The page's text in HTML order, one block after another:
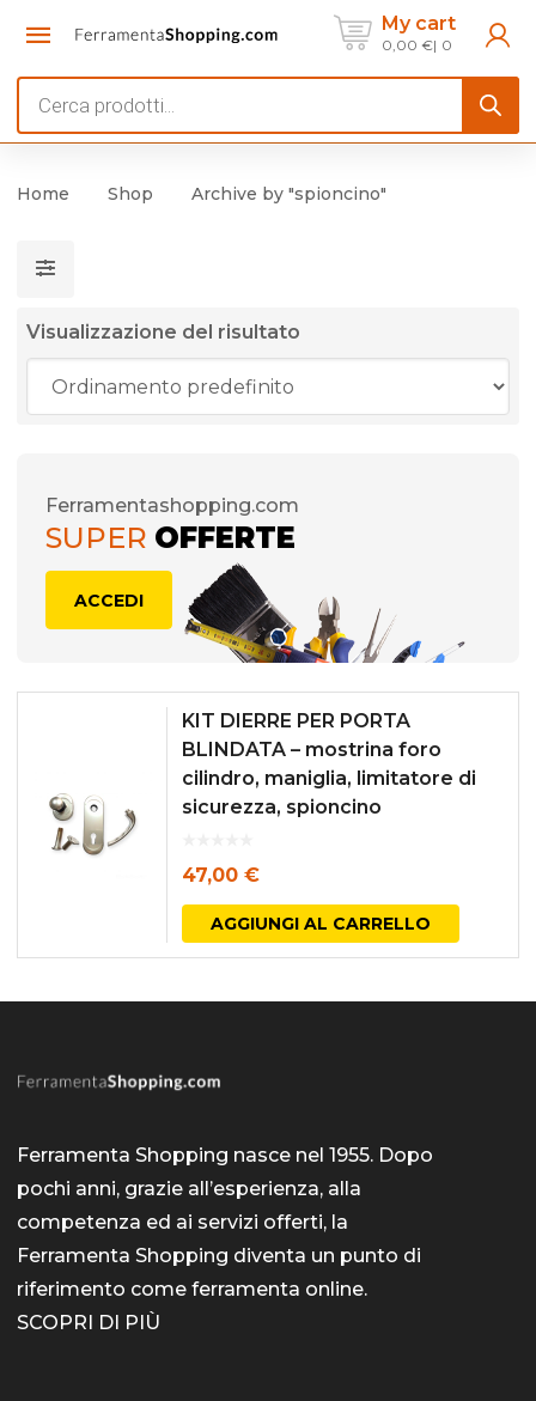
My cart
0,00 € 0
search
Home Shop Archive by "spioncino"
Visualizzazione del risultato
Ferramentashopping.com
SUPER OFFERTE
ACCEDI
KIT DIERRE PER PORTA
BLINDATA – mostrina foro
cilindro, maniglia, limitatore di
sicurezza, spioncino
47,00 €
AGGIUNGI AL CARRELLO
Ferramenta Shopping nasce nel 1955. Dopo
pochi anni, grazie all’esperienza, alla
competenza ed ai servizi offerti, la
Ferramenta Shopping diventa un punto di
riferimento come ferramenta online.
SCOPRI DI PIÙ